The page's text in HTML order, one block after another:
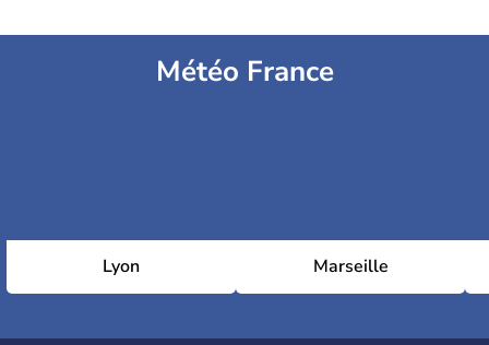
Météo France
Lyon Marseille